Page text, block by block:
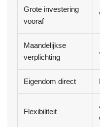
Grote investering
vooraf
Maandelijkse
verplichting
Eigendom direct
Flexibiliteit